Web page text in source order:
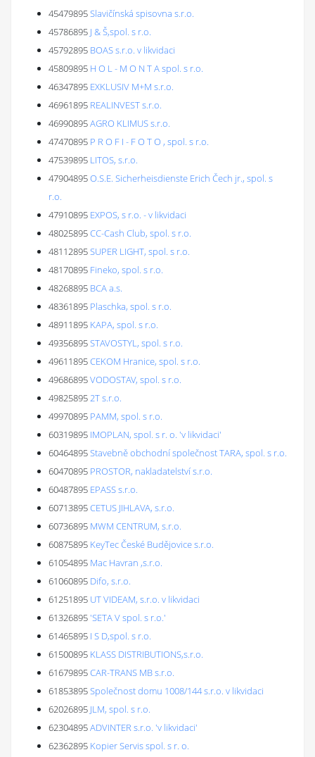
45479895Slavičínská spisovna s.r.o.
45786895 J & Š,spol. s r.o.
45792895 BOAS s.r.o. v likvidaci
45809895 H O L - M O N T A spol. s r.o.
46347895 EXKLUSIV M+M s.r.o.
46961895 REALINVEST s.r.o.
46990895AGRO KLIMUS s.r.o.
47470895 P R O F I - F O T O , spol. s r.o.
47539895 LITOS, s.r.o.
47904895O.S.E. Sicherheisdienste Erich Čech jr., spol. s
r.o.
47910895 EXPOS, s r.o. - v likvidaci
48025895CC-Cash Club, spol. s r.o.
48112895SUPER LIGHT, spol. s r.o.
48170895 Fineko, spol. s r.o.
48268895 BCA a.s.
48361895 Plaschka, spol. s r.o.
48911895 KAPA, spol. s r.o.
49356895STAVOSTYL, spol. s r.o.
49611895CEKOM Hranice, spol. s r.o.
49686895VODOSTAV, spol. s r.o.
498258952T s.r.o.
49970895 PAMM, spol. s r.o.
60319895 IMOPLAN, spol. s r. o. 'v likvidaci'
60464895Stavebně obchodní společnost TARA, spol. s r.o.
60470895 PROSTOR, nakladatelství s.r.o.
60487895 EPASS s.r.o.
60713895CETUS JIHLAVA, s.r.o.
60736895 MWM CENTRUM, s.r.o.
60875895 KeyTec České Budějovice s.r.o.
61054895 Mac Havran ,s.r.o.
61060895 Difo, s.r.o.
61251895 UT VIDEAM, s.r.o. v likvidaci
61326895'SETA V spol. s r.o.'
61465895 I S D,spol. s r.o.
61500895 KLASS DISTRIBUTIONS,s.r.o.
61679895CAR-TRANS MB s.r.o.
61853895Společnost domu 1008/144 s.r.o. v likvidaci
62026895 JLM, spol. s r.o.
62304895ADVINTER s.r.o. 'v likvidaci'
62362895 Kopier Servis spol. s r. o.